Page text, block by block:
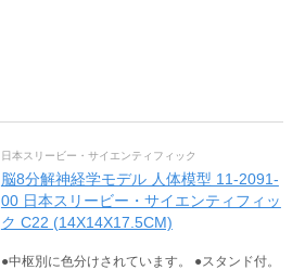
日本スリービー・サイエンティフィック
脳8分解神経学モデル 人体模型 11-2091-
00 日本スリービー・サイエンティフィッ
ク C22 (14X14X17.5CM)
●中枢別に色分けされています。 ●スタンド付。